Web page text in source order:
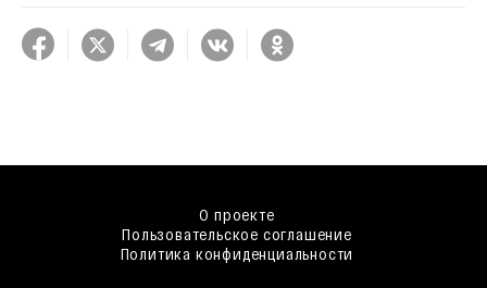
О проекте
Пользовательское соглашение
Политика конфиденциальности